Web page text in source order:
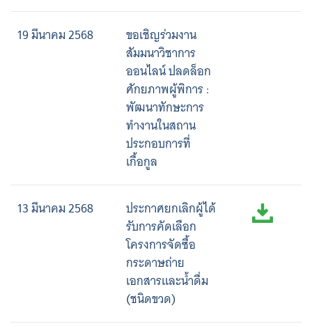
19 มีนาคม 2568
ขอเชิญร่วมงาน
สัมมนาวิชาการ
ออนไลน์ ปลดล็อก
ศักยภาพผู้พิการ :
พัฒนาทักษะการ
ทำงานในสถาน
ประกอบการที่
เกื้อกูล
13 มีนาคม 2568
ประกาศยกเลิกผู้ได้
รับการคัดเลือก
โครงการจัดซื้อ
กระดาษถ่าย
เอกสารและน้ำดื่ม
(ชนิดขวด)